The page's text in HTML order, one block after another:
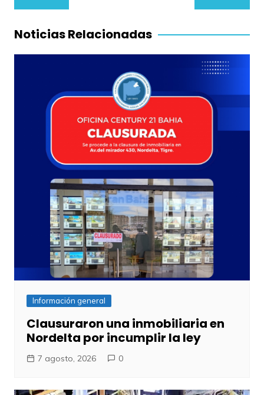
de
entradas
Noticias Relacionadas
Información general
Clausuraron una inmobiliaria en
Nordelta por incumplir la ley
7 agosto, 2026 0